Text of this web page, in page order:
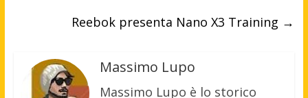
Reebok presenta Nano X3 Training →
Massimo Lupo
Massimo Lupo è lo storico